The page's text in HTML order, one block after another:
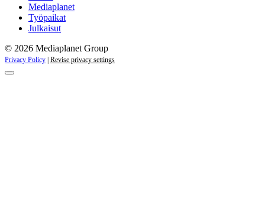
Mediaplanet
Työpaikat
Julkaisut
© 2026 Mediaplanet Group
Privacy Policy Revise privacy settings